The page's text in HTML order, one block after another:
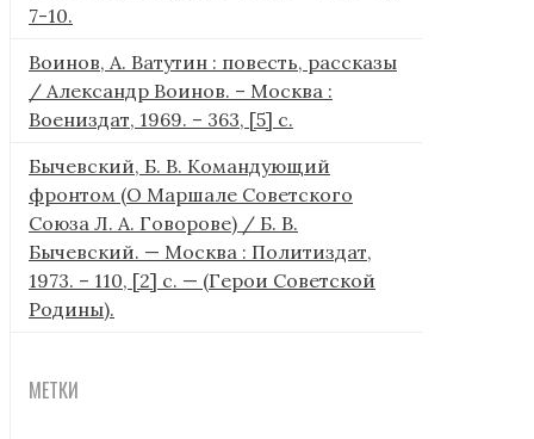
7-10.
Воинов, А. Ватутин : повесть, рассказы
/ Александр Воинов. – Москва :
Воениздат, 1969. – 363, [5] с.
Бычевский, Б. В. Командующий
фронтом (О Маршале Советского
Союза Л. А. Говорове) / Б. В.
Бычевский. — Москва : Политиздат,
1973. – 110, [2] с. — (Герои Советской
Родины).
МЕТКИ